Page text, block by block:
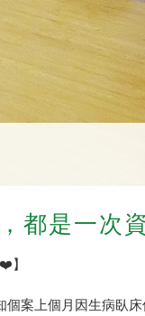
都是一次
】
案上個月因生病臥